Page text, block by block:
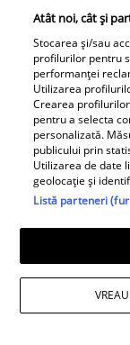
Cine este
în Franța.
furat o
36.500 de
Atât noi, cât și
Stocarea și/sau
profilurilor pentru
performanței
Utilizarea
Crearea
pentru a selecta
personalizată.
publicului prin
Utilizarea de date
geolocație și
Listă parteneri